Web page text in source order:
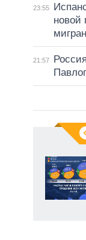
23:55
новой
21:57